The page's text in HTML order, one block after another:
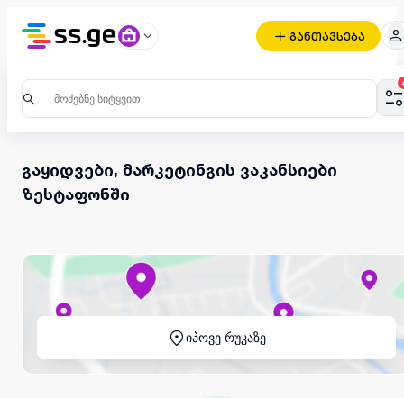
განთავსება
გაყიდვები, მარკეტინგის ვაკანსიები
ზესტაფონში
იპოვე რუკაზე